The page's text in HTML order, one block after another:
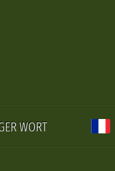
WORT